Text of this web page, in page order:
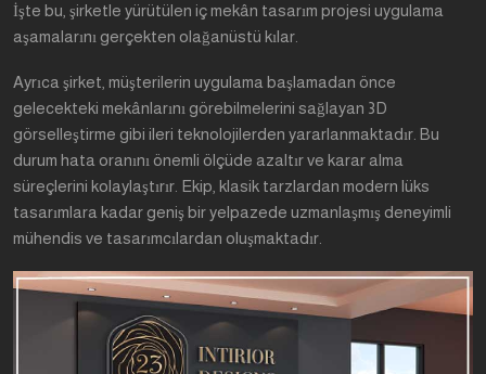
İşte bu, şirketle yürütülen iç mekân tasarım projesi uygulama
aşamalarını gerçekten olağanüstü kılar.
Ayrıca şirket, müşterilerin uygulama başlamadan önce
gelecekteki mekânlarını görebilmelerini sağlayan 3D
görselleştirme gibi ileri teknolojilerden yararlanmaktadır. Bu
durum hata oranını önemli ölçüde azaltır ve karar alma
süreçlerini kolaylaştırır. Ekip, klasik tarzlardan modern lüks
tasarımlara kadar geniş bir yelpazede uzmanlaşmış deneyimli
mühendis ve tasarımcılardan oluşmaktadır.